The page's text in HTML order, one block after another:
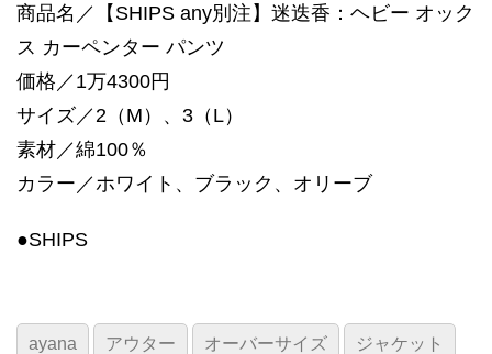
商品名／【SHIPS any別注】迷迭香：ヘビー オック
ス カーペンター パンツ
価格／1万4300円
サイズ／2（M）、3（L）
素材／綿100％
カラー／ホワイト、ブラック、オリーブ
●SHIPS
ayana アウター オーバーサイズ ジャケット